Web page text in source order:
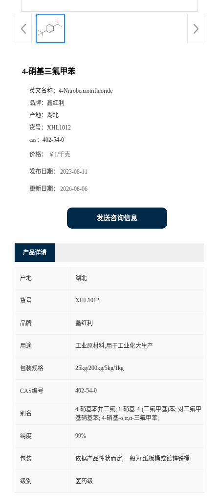
4-硝基三氟甲苯
英文名称： 4-Nitrobenzotrifluoride
品牌： 鑫红利
产地： 湖北
货号： XHL1012
cas： 402-54-0
价格： ￥1/千克
发布日期： 2023-08-11
更新日期： 2026-08-06
发送咨询信息
产品详请
产地 湖北
货号 XHL1012
品牌 鑫红利
用途 工业原材料,用于工业化大生产
包装规格 25kg/200kg/5kg/1kg
CAS编号 402-54-0
别名
4-硝基苯并三氟; 1-硝基-4-(三氟甲基)苯; 对三氟甲
基硝基苯; 4-硝基-α,α,α-三氟甲苯;
纯度 99%
包装 依据产品性状而定,一般为:纸板桶或镀锌铁桶
级别 医药级